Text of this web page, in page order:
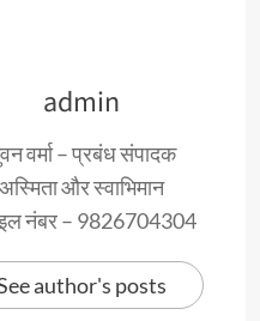
admin
वर्मा – प्रबंध संपादक
अस्मिता और स्वाभिमान
नंबर – 9826704304
author's posts